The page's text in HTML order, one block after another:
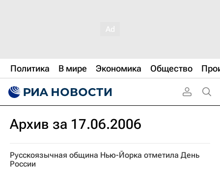
Политика В мире Экономика Общество
Архив за 17.06.2006
Русскоязычная община Нью-Йорка отметила День
России